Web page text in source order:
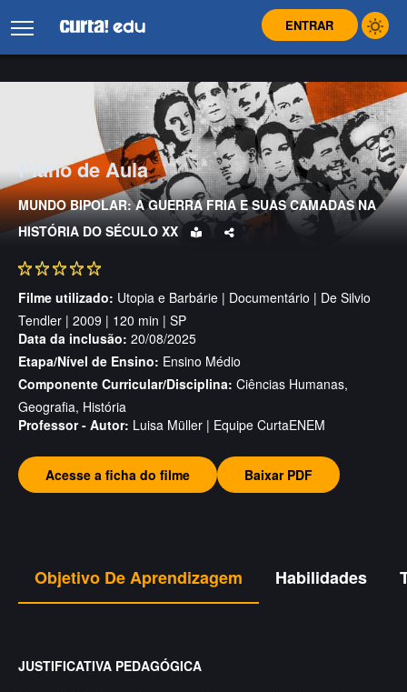
ENTRAR
Plano de Aula
MUNDO BIPOLAR: A GUERRA FRIA E SUAS CAMADAS NA
HISTÓRIA DO SÉCULO XX
Filme utilizado: Utopia e Barbárie | Documentário | De Silvio
Tendler | 2009 | 120 min | SP
Data da inclusão: 20/08/2025
Etapa/Nível de Ensino: Ensino Médio
Componente Curricular/Disciplina: Ciências Humanas,
Geografia, História
Professor - Autor: Luisa Müller | Equipe CurtaENEM
Acesse a ficha do filme Baixar PDF
Objetivo De Aprendizagem Habilidades
JUSTIFICATIVA PEDAGÓGICA